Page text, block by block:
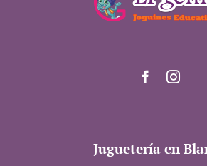
Juguetería en